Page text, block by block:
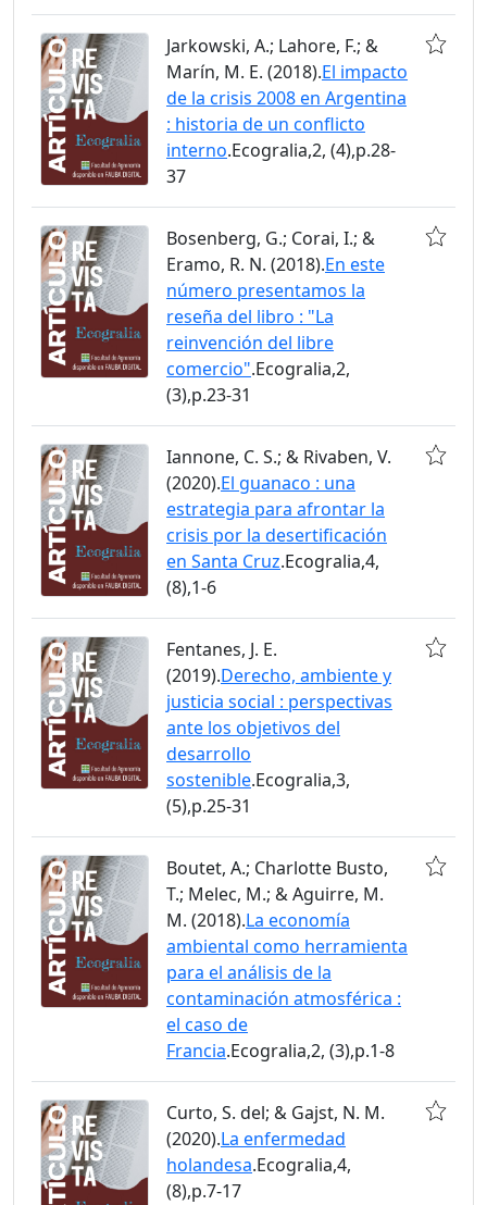
Jarkowski, A.; Lahore, F.; &
Marín, M. E. (2018).El impacto
de la crisis 2008 en Argentina
: historia de un conflicto
interno.Ecogralia,2, (4),p.28-
37
Bosenberg, G.; Corai, I.; &
Eramo, R. N. (2018).En este
número presentamos la
reseña del libro : "La
reinvención del libre
comercio".Ecogralia,2,
(3),p.23-31
Iannone, C. S.; & Rivaben, V.
(2020).El guanaco : una
estrategia para afrontar la
crisis por la desertificación
en Santa Cruz.Ecogralia,4,
(8),1-6
Fentanes, J. E.
(2019).Derecho, ambiente y
justicia social : perspectivas
ante los objetivos del
desarrollo
sostenible.Ecogralia,3,
(5),p.25-31
Boutet, A.; Charlotte Busto,
T.; Melec, M.; & Aguirre, M.
M. (2018).La economía
ambiental como herramienta
para el análisis de la
contaminación atmosférica :
el caso de
Francia.Ecogralia,2, (3),p.1-8
Curto, S. del; & Gajst, N. M.
(2020).La enfermedad
holandesa.Ecogralia,4,
(8),p.7-17